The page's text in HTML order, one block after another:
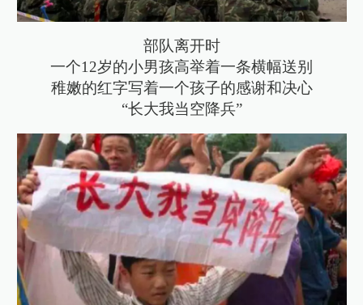
部队离开时
一个12岁的小男孩高举着一条横幅送别
稚嫩的红字写着一个孩子的感谢和决心
“长大我当空降兵”